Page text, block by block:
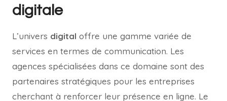
digitale
L’univers digital offre une gamme variée de
services en termes de communication. Les
agences spécialisées dans ce domaine sont des
partenaires stratégiques pour les entreprises
cherchant à renforcer leur présence en ligne. Le